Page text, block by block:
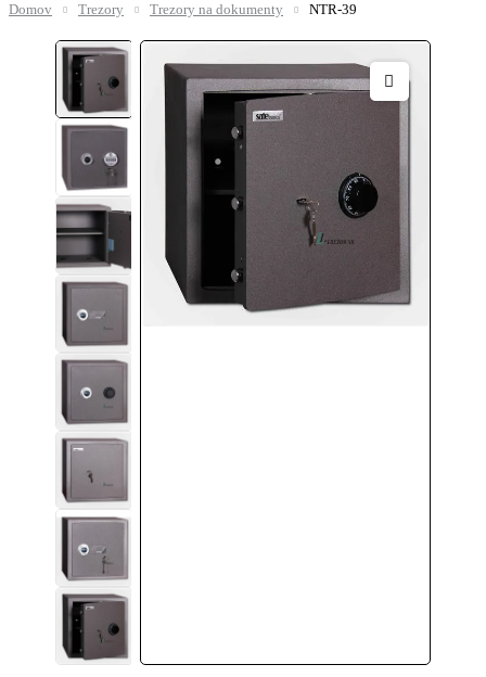
Domov Trezory Trezory na dokumenty NTR-39